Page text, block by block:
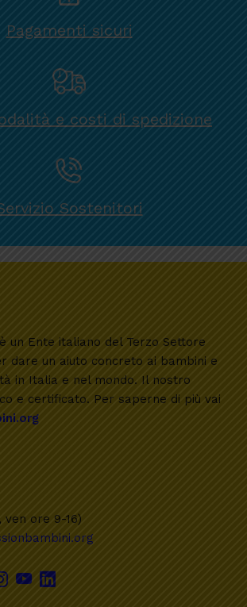
Pagamenti sicuri
e costi di spedizione
Sostenitori
un Ente italiano del Terzo Settore
dare un aiuto concreto ai bambini e
in Italia e nel mondo. Il nostro
e certificato. Per saperne di più vai
ven ore 9-16)